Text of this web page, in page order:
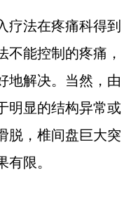
疗法在疼痛科得到
不能控制的疼痛，
地解决。当然，由
明显的结构异常或
脱，椎间盘巨大突
限。